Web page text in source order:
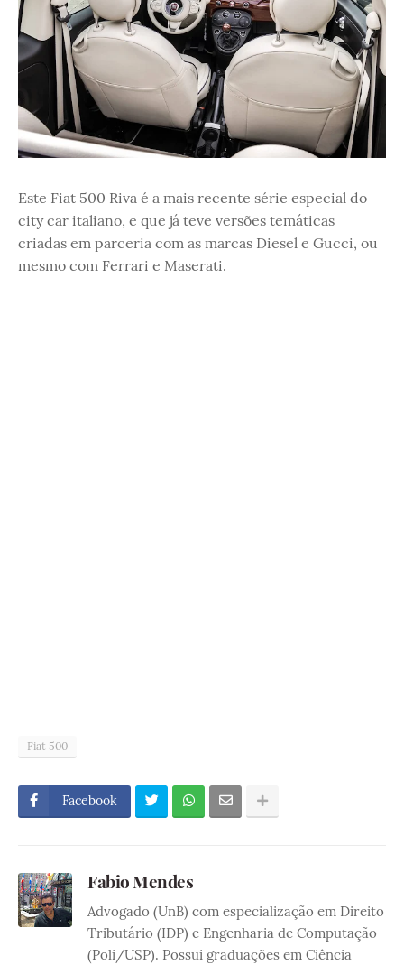
Este Fiat 500 Riva é a mais recente série especial do
city car italiano, e que já teve versões temáticas
criadas em parceria com as marcas Diesel e Gucci, ou
mesmo com Ferrari e Maserati.
Fiat 500
Facebook
Fabio Mendes
Advogado (UnB) com especialização em Direito
Tributário (IDP) e Engenharia de Computação
(Poli/USP). Possui graduações em Ciência